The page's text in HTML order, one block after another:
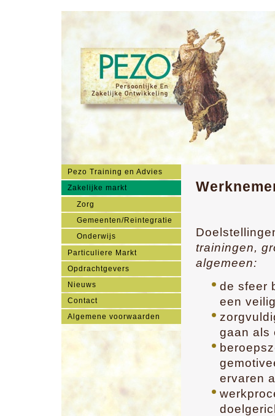
Pezo Training en Advies
Zakelijke markt
Zorg
Gemeenten/Reintegratie
Onderwijs
Particuliere Markt
Opdrachtgevers
Nieuws
Contact
Algemene voorwaarden
trainingen,
algemeen:
de sfeer
een
gaan als
ervaren